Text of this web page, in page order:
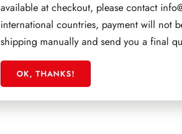
SFORZESCO ITALIA 1990
PAGINE 6
available at checkout, please contact
international countries, payment will not
shipping manually and send you a final
OK, THANKS!